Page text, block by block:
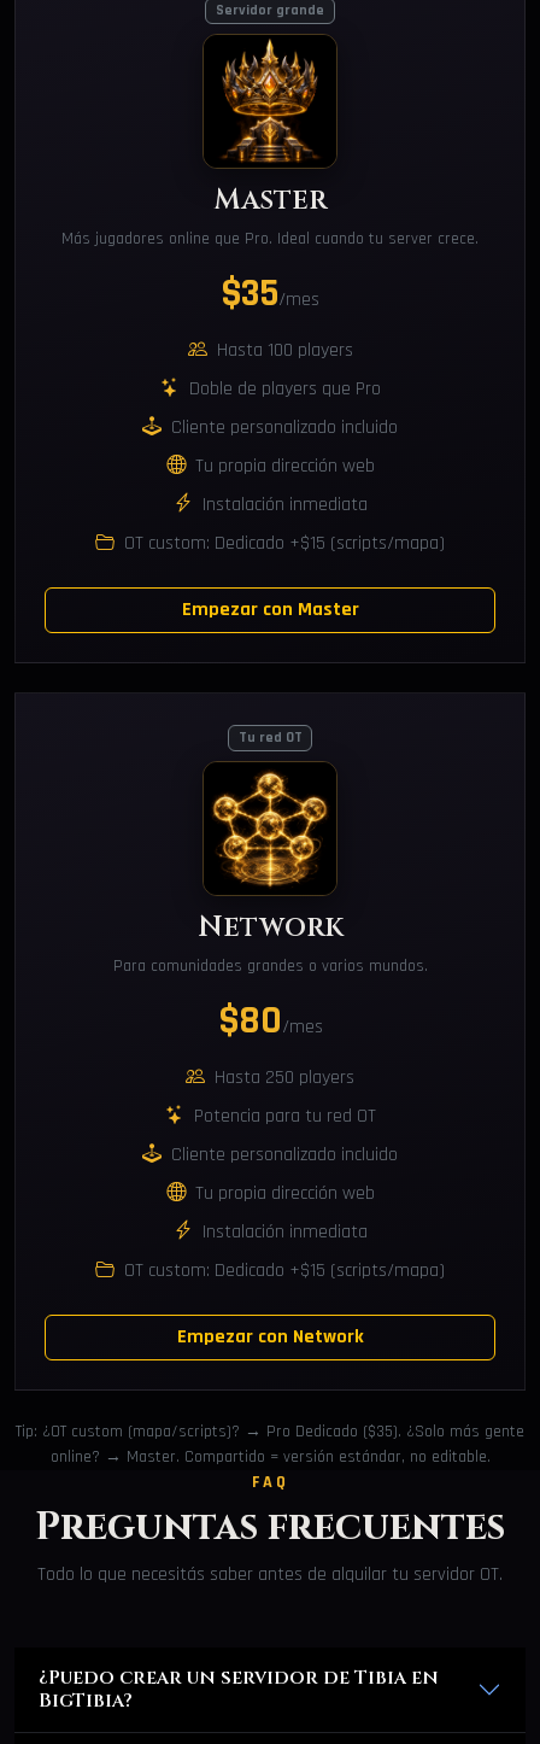
Servidor grande
Master
Más jugadores online que Pro. Ideal cuando tu server crece.
$35/mes
Hasta 100 players
Doble de players que Pro
Cliente personalizado incluido
Tu propia dirección web
Instalación inmediata
OT custom: Dedicado +$15 (scripts/mapa)
Empezar con Master
Tu red OT
Network
Para comunidades grandes o varios mundos.
$80/mes
Hasta 250 players
Potencia para tu red OT
Cliente personalizado incluido
Tu propia dirección web
Instalación inmediata
OT custom: Dedicado +$15 (scripts/mapa)
Empezar con Network
Tip: ¿OT custom (mapa/scripts)? → Pro Dedicado ($35). ¿Solo más gente
online? → Master. Compartido = versión estándar, no editable.
FAQ
Preguntas frecuentes
Todo lo que necesitás saber antes de alquilar tu servidor OT.
¿Puedo crear un servidor de Tibia en
BigTibia?